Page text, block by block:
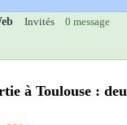
Invités 0 message
à Toulouse :